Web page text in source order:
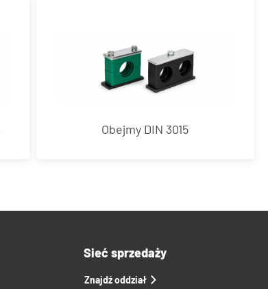
Obejmy DIN 3015
Sieć sprzedaży
Znajdź oddział